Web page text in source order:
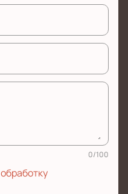
0/100
обработку